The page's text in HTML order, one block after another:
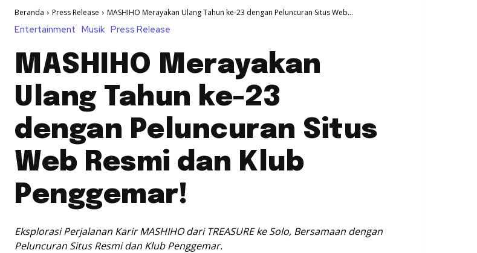
Beranda Press Release MASHIHO Merayakan Ulang Tahun ke-23 dengan Peluncuran Situs Web...
Entertainment Musik Press Release
MASHIHO Merayakan
Ulang Tahun ke-23
dengan Peluncuran Situs
Web Resmi dan Klub
Penggemar!
Eksplorasi Perjalanan Karir MASHIHO dari TREASURE ke Solo, Bersamaan dengan
Peluncuran Situs Resmi dan Klub Penggemar.